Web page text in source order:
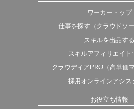
ワーカートップ
仕事を探す（クラウドソー
スキルを出品する
スキルアフィリエイト
クラウディアPRO（高単価
採用オンラインアシス
お役立ち情報